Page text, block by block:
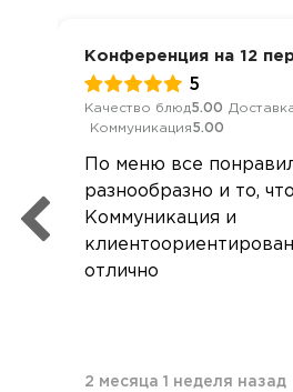
Конференция на 12
5
Качество блюд5.00
Коммуникация5.00
По меню все
разнообразно и то,
Коммуникация и
отлично
2 месяца 1 неделя назад